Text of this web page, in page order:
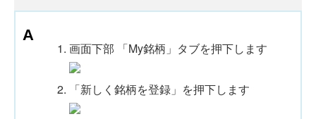
画面下部 「My銘柄」タブを押下します
「新しく銘柄を登録」を押下します